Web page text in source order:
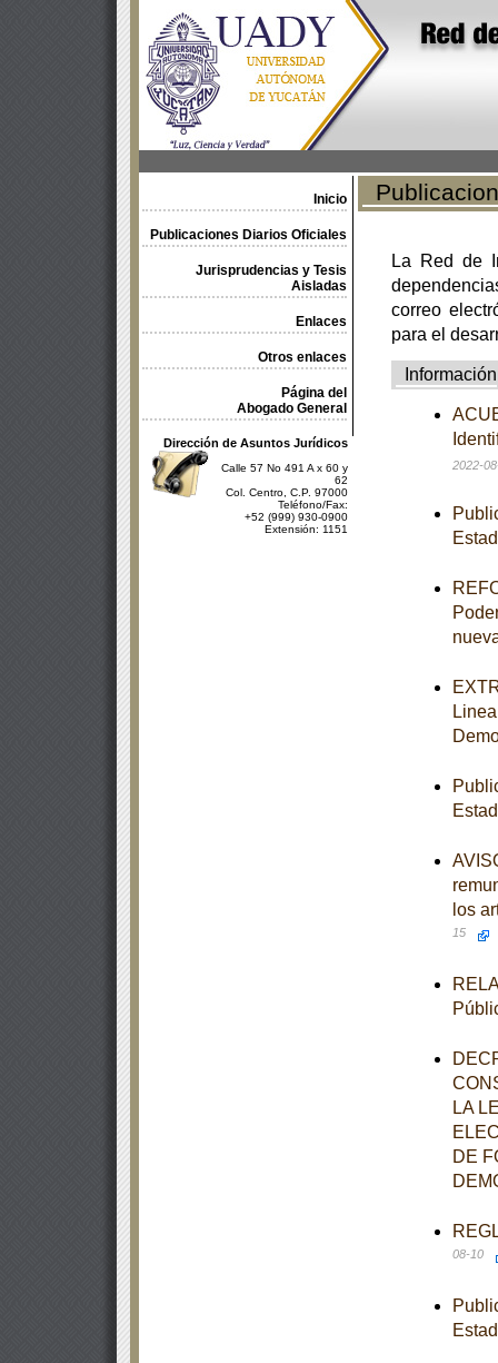
Inicio
Publicaciones Diarios Oficiales
Jurisprudencias y Tesis
Aisladas
Enlaces
Otros enlaces
Página del
Abogado General
Dirección de Asuntos Jurídicos
Calle 57 No 491 A x 60 y
62
Col. Centro, C.P. 97000
Teléfono/Fax:
+52 (999) 930-0900
Extensión: 1151
La Red de
correo
para el
Información
2022-
los
15
LA
DE
08-10